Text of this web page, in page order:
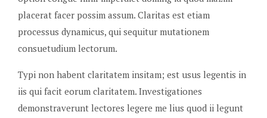
placerat facer possim assum. Claritas est etiam
processus dynamicus, qui sequitur mutationem
consuetudium lectorum.
Typi non habent claritatem insitam; est usus legentis in
iis qui facit eorum claritatem. Investigationes
demonstraverunt lectores legere me lius quod ii legunt